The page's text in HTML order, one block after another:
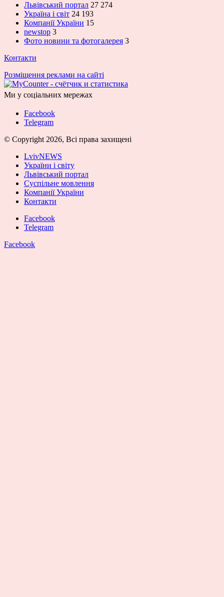
Львівський портал 27 274
Україна і світ 24 193
Компанії України 15
newstop 3
Фото новини та фотогалерея 3
Контакти
Розміщення реклами на сайті
Ми у соціальних мережах
Facebook
Telegram
© Copyright 2026, Всі права захищені
LvivNEWS
України і світу
Львівський портал
Суспільне мовлення
Компанії України
Контакти
Facebook
Telegram
Facebook